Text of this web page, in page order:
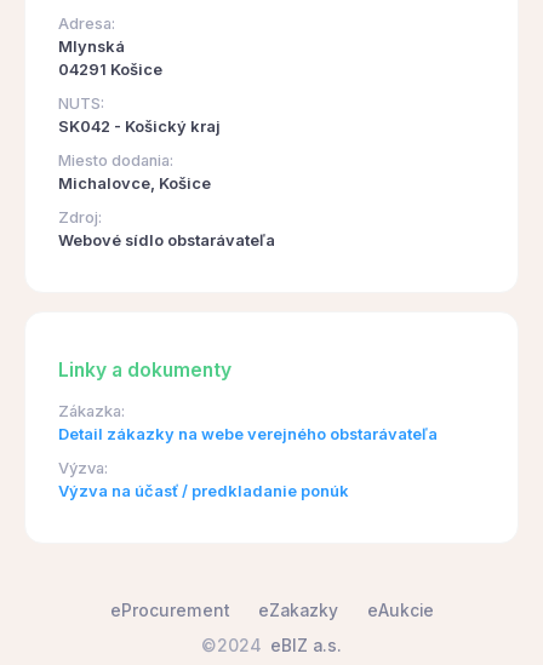
Adresa:
Mlynská
04291 Košice
NUTS:
SK042 - Košický kraj
Miesto dodania:
Michalovce, Košice
Zdroj:
Webové sídlo obstarávateľa
Linky a dokumenty
Zákazka:
Detail zákazky na webe verejného obstarávateľa
Výzva:
Výzva na účasť / predkladanie ponúk
©2024 eBIZ a.s.
eProcurement eZakazky eAukcie